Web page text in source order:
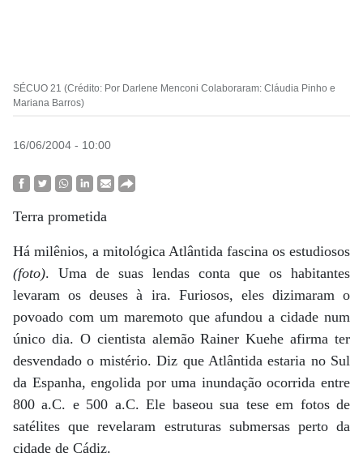
SÉCUO 21 (Crédito: Por Darlene Menconi Colaboraram: Cláudia Pinho e
Mariana Barros)
16/06/2004 - 10:00
Terra prometida
Há milênios, a mitológica Atlântida fascina os estudiosos
(foto). Uma de suas lendas conta que os habitantes
levaram os deuses à ira. Furiosos, eles dizimaram o
povoado com um maremoto que afundou a cidade num
único dia. O cientista alemão Rainer Kuehe afirma ter
desvendado o mistério. Diz que Atlântida estaria no Sul
da Espanha, engolida por uma inundação ocorrida entre
800 a.C. e 500 a.C. Ele baseou sua tese em fotos de
satélites que revelaram estruturas submersas perto da
cidade de Cádiz.